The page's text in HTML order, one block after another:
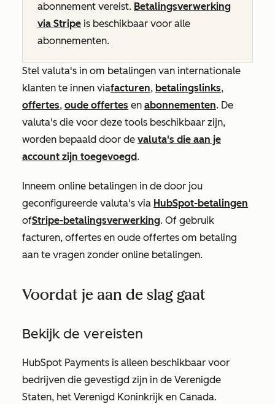
abonnement vereist. Betalingsverwerking
via Stripe is beschikbaar voor alle
abonnementen.
Stel valuta's in om betalingen van internationale
klanten te innen viafacturen, betalingslinks,
offertes, oude offertes en abonnementen. De
valuta's die voor deze tools beschikbaar zijn,
worden bepaald door de valuta's die aan je
account zijn toegevoegd.
Inneem online betalingen in de door jou
geconfigureerde valuta's via HubSpot-betalingen
ofStripe-betalingsverwerking. Of gebruik
facturen, offertes en oude offertes om betaling
aan te vragen zonder online betalingen.
Voordat je aan de slag gaat
Bekijk de vereisten
HubSpot Payments is alleen beschikbaar voor
bedrijven die gevestigd zijn in de Verenigde
Staten, het Verenigd Koninkrijk en Canada.